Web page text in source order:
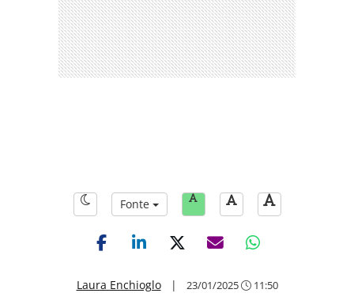
Fonte
Laura Enchioglo| 23/01/2025 11:50